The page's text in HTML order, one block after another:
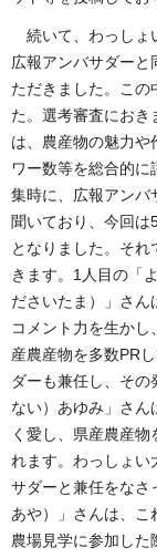
続いて、わっしょ
広報アンバサダー
ただきました。この
た。選考審査にお
は、農産物の魅力や
ワー数等を総合的に
集時に、広報アンバ
聞いており、今回
となりました。そ
きます。1人目の「
ださいたま）」さ
コメント力を生か
産農産物を多数PR
ダーも兼任し、そ
ない）あゆみ」さん
く愛し、県産農産
れます。わっしょい
サダーと兼任をなさ
あや）」さんは、
農場見学に参加した